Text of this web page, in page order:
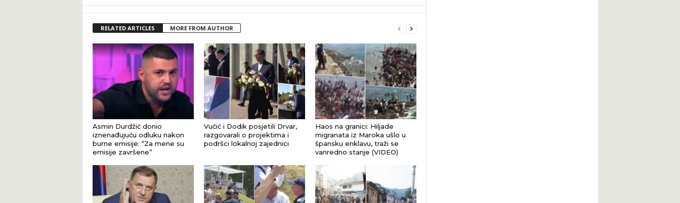
RELATED ARTICLES MORE FROM AUTHOR
Asmin Durdžić donio
iznenađujuću odluku nakon
burne emisije: “Za mene su
emisije završene”
Vučić i Dodik posjetili Drvar,
razgovarali o projektima i
podršci lokalnoj zajednici
Haos na granici: Hiljade
migranata iz Maroka ušlo u
špansku enklavu, traži se
vanredno stanje (VIDEO)